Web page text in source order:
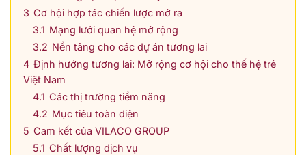
3 Cơ hội hợp tác chiến lược mở ra
3.1 Mạng lưới quan hệ mở rộng
3.2 Nền tảng cho các dự án tương lai
4 Định hướng tương lai: Mở rộng cơ hội cho thế hệ trẻ
Việt Nam
4.1 Các thị trường tiềm năng
4.2 Mục tiêu toàn diện
5 Cam kết của VILACO GROUP
5.1 Chất lượng dịch vụ